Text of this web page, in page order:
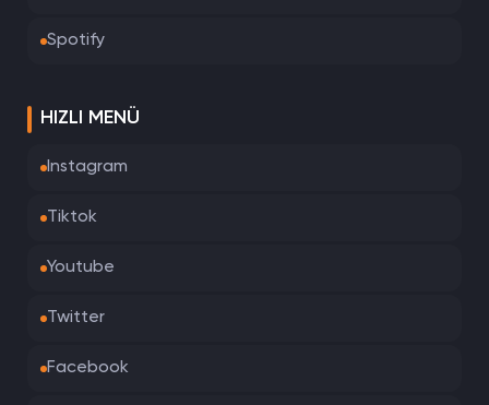
Spotify
HIZLI MENÜ
Instagram
Tiktok
Youtube
Twitter
Facebook